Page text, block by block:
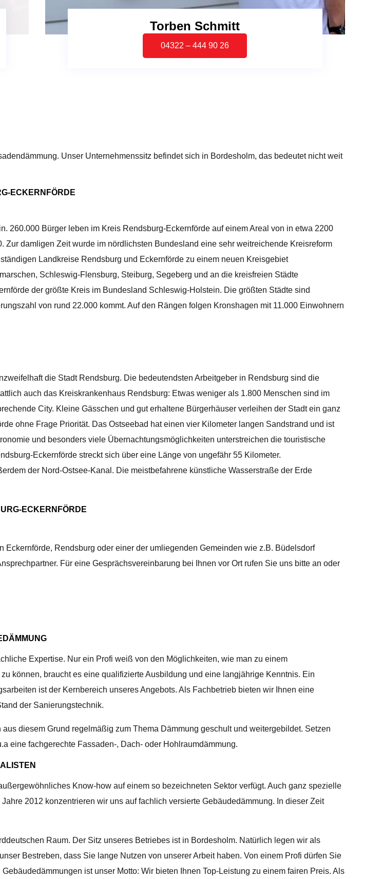
Torben Schmitt
04322 – 444 90 26
Unser Unternehmenssitz befindet sich in Bordesholm, das bedeutet nicht weit
ECKERNFÖRDE
260.000 Bürger leben im Kreis Rendsburg-Eckernförde auf einem Areal von in etwa 2200
damligen Zeit wurde im nördlichsten Bundesland eine sehr weitreichende Kreisreform
Landkreise Rendsburg und Eckernförde zu einem neuen Kreisgebiet
Schleswig-Flensburg, Steiburg, Segeberg und an die kreisfreien Städte
der größte Kreis im Bundesland Schleswig-Holstein. Die größten Städte sind
von rund 22.000 kommt. Auf den Rängen folgen Kronshagen mit 11.000 Einwohnern
die Stadt Rendsburg. Die bedeutendsten Arbeitgeber in Rendsburg sind die
auch das Kreiskrankenhaus Rendsburg: Etwas weniger als 1.800 Menschen sind im
City. Kleine Gässchen und gut erhaltene Bürgerhäuser verleihen der Stadt ein ganz
ohne Frage Priorität. Das Ostseebad hat einen vier Kilometer langen Sandstrand und ist
und besonders viele Übernachtungsmöglichkeiten unterstreichen die touristische
Eckernförde streckt sich über eine Länge von ungefähr 55 Kilometer.
der Nord-Ostsee-Kanal. Die meistbefahrene künstliche Wasserstraße der Erde
ECKERNFÖRDE
Rendsburg oder einer der umliegenden Gemeinden wie z.B. Büdelsdorf
Für eine Gesprächsvereinbarung bei Ihnen vor Ort rufen Sie uns bitte an oder
Expertise. Nur ein Profi weiß von den Möglichkeiten, wie man zu einem
können, braucht es eine qualifizierte Ausbildung und eine langjährige Kenntnis. Ein
ist der Kernbereich unseres Angebots. Als Fachbetrieb bieten wir Ihnen eine
der Sanierungstechnik.
diesem Grund regelmäßig zum Thema Dämmung geschult und weitergebildet. Setzen
eine fachgerechte Fassaden-, Dach- oder Hohlraumdämmung.
Know-how auf einem so bezeichneten Sektor verfügt. Auch ganz spezielle
2012 konzentrieren wir uns auf fachlich versierte Gebäudedämmung. In dieser Zeit
Raum. Der Sitz unseres Betriebes ist in Bordesholm. Natürlich legen wir als
Bestreben, dass Sie lange Nutzen von unserer Arbeit haben. Von einem Profi dürfen Sie
ist unser Motto: Wir bieten Ihnen Top-Leistung zu einem fairen Preis. Als